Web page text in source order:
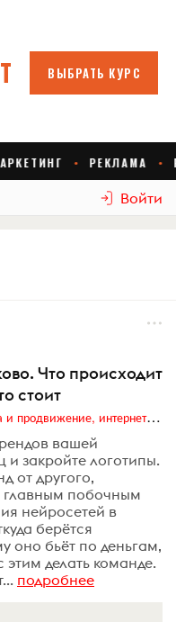
Войти
Что происходит
стоит
Digital (web-дизайн, интернет-реклама и продвижение, интернет-сообщества и блоги, интернет-коммуникации, мобильный маркетинг, реклама на цифровых экранах)
вашей
и закройте логотипы.
от другого,
главным побочным
нейросетей в
берётся
оно бьёт по деньгам,
этим делать команде.
подробнее